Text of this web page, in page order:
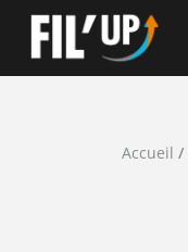
Accueil /
Cookies management panel